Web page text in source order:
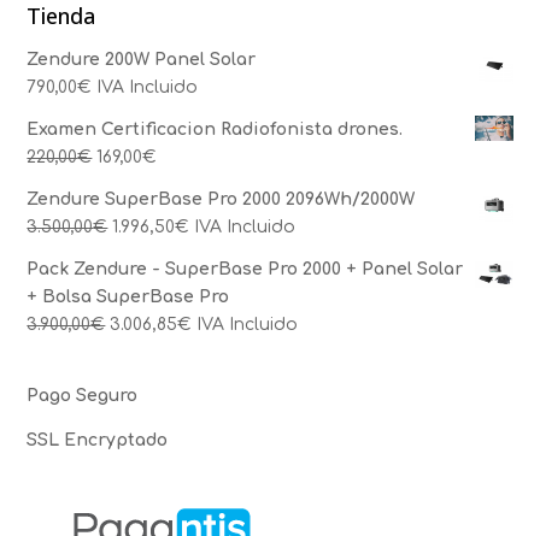
Tienda
Zendure 200W Panel Solar
790,00€ IVA Incluido
Examen Certificacion Radiofonista drones.
220,00€ 169,00€
Zendure SuperBase Pro 2000 2096Wh/2000W
3.500,00€ 1.996,50€ IVA Incluido
Pack Zendure - SuperBase Pro 2000 + Panel Solar
+ Bolsa SuperBase Pro
3.900,00€ 3.006,85€ IVA Incluido
Pago Seguro
SSL Encryptado